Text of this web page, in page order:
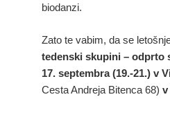
biodanzi.
Zato te vabim, da se
tedenski skupini – odprto
17. septembra (19.-21.) v
Cesta Andreja Bitenca 68) v